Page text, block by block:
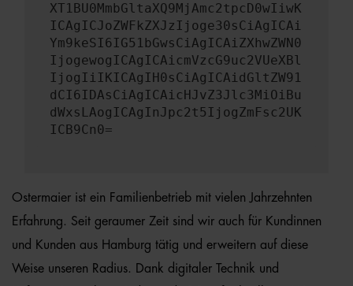
XT1BU0MmbGltaXQ9MjAmc2tpcD0wIiwK
ICAgICJoZWFkZXJzIjoge30sCiAgICAi
Ym9keSI6IG51bGwsCiAgICAiZXhwZWN0
IjogewogICAgICAicmVzcG9uc2VUeXBl
IjogIiIKICAgIH0sCiAgICAidGltZW91
dCI6IDAsCiAgICAicHJvZ3Jlc3MiOiBu
dWxsLAogICAgInJpc2t5IjogZmFsc2UK
ICB9Cn0=
Ostermaier ist ein Familienbetrieb mit vielen Jahrzehnten
Erfahrung. Seit geraumer Zeit sind wir auch für Kundinnen
und Kunden aus Hamburg tätig und erweitern auf diese
Weise unseren Radius. Dank digitaler Technik und